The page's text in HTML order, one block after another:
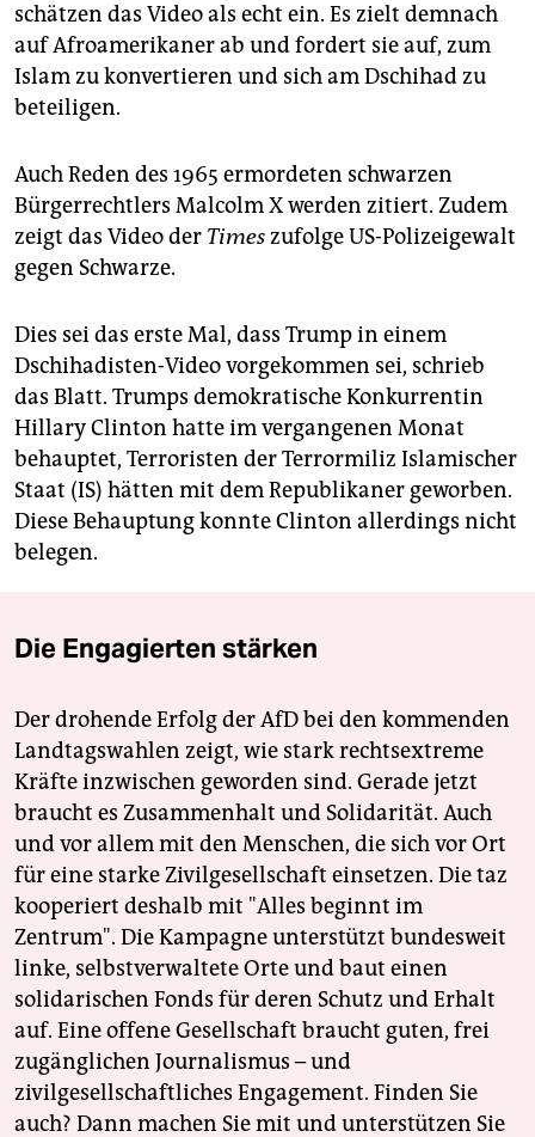
schätzen das Video als echt ein. Es zielt demnach
auf Afroamerikaner ab und fordert sie auf, zum
Islam zu konvertieren und sich am Dschihad zu
beteiligen.
Auch Reden des 1965 ermordeten schwarzen
Bürgerrechtlers Malcolm X werden zitiert. Zudem
zeigt das Video der Timeszufolge US-Polizeigewalt
gegen Schwarze.
Dies sei das erste Mal, dass Trump in einem
Dschihadisten-Video vorgekommen sei, schrieb
das Blatt. Trumps demokratische Konkurrentin
Hillary Clinton hatte im vergangenen Monat
behauptet, Terroristen der Terrormiliz Islamischer
Staat (IS) hätten mit dem Republikaner geworben.
Diese Behauptung konnte Clinton allerdings nicht
belegen.
Die Engagierten stärken
Der drohende Erfolg der AfD bei den kommenden
Landtagswahlen zeigt, wie stark rechtsextreme
Kräfte inzwischen geworden sind. Gerade jetzt
braucht es Zusammenhalt und Solidarität. Auch
und vor allem mit den Menschen, die sich vor Ort
für eine starke Zivilgesellschaft einsetzen. Die taz
kooperiert deshalb mit "Alles beginnt im
Zentrum". Die Kampagne unterstützt bundesweit
linke, selbstverwaltete Orte und baut einen
solidarischen Fonds für deren Schutz und Erhalt
auf. Eine offene Gesellschaft braucht guten, frei
zugänglichen Journalismus – und
zivilgesellschaftliches Engagement. Finden Sie
auch? Dann machen Sie mit und unterstützen Sie